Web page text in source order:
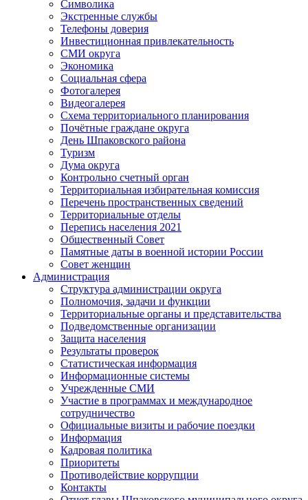
Символика
Экстренные службы
Телефоны доверия
Инвестиционная привлекательность
СМИ округа
Экономика
Социальная сфера
Фотогалерея
Видеогалерея
Схема территориального планирования
Почётные граждане округа
День Шпаковского района
Туризм
Дума округа
Контрольно счетный орган
Территориальная избирательная комиссия
Перечень пространственных сведений
Территориальные отделы
Перепись населения 2021
Общественный Совет
Памятные даты в военной истории России
Совет женщин
Администрация
Структура администрации округа
Полномочия, задачи и функции
Территориальные органы и представительства
Подведомственные организации
Защита населения
Результаты проверок
Статистическая информация
Информационные системы
Учрежденные СМИ
Участие в программах и международное
сотрудничество
Официальные визиты и рабочие поездки
Информация
Кадровая политика
Приоритеты
Противодействие коррупции
Контакты